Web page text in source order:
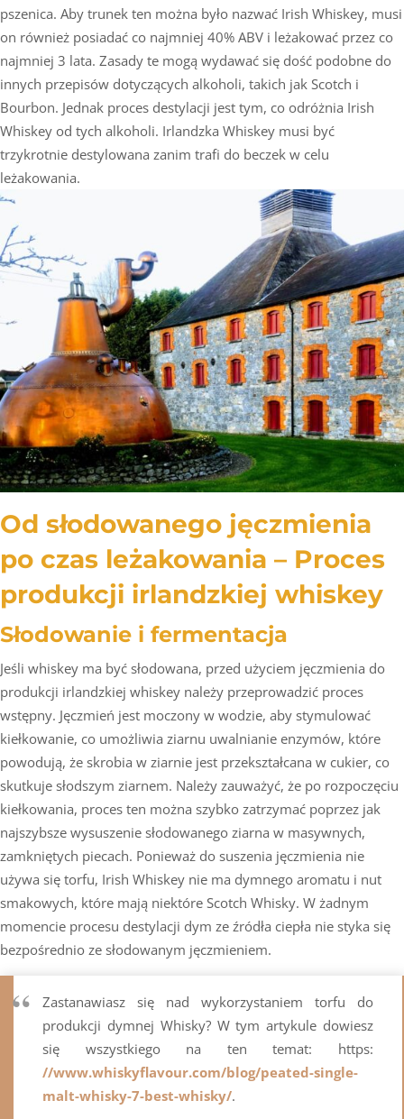
pszenica. Aby trunek ten można było nazwać Irish Whiskey, musi
on również posiadać co najmniej 40% ABV i leżakować przez co
najmniej 3 lata. Zasady te mogą wydawać się dość podobne do
innych przepisów dotyczących alkoholi, takich jak Scotch i
Bourbon. Jednak proces destylacji jest tym, co odróżnia Irish
Whiskey od tych alkoholi. Irlandzka Whiskey musi być
trzykrotnie destylowana zanim trafi do beczek w celu
leżakowania.
Od słodowanego jęczmienia
po czas leżakowania – Proces
produkcji irlandzkiej whiskey
Słodowanie i fermentacja
Jeśli whiskey ma być słodowana, przed użyciem jęczmienia do
produkcji irlandzkiej whiskey należy przeprowadzić proces
wstępny. Jęczmień jest moczony w wodzie, aby stymulować
kiełkowanie, co umożliwia ziarnu uwalnianie enzymów, które
powodują, że skrobia w ziarnie jest przekształcana w cukier, co
skutkuje słodszym ziarnem. Należy zauważyć, że po rozpoczęciu
kiełkowania, proces ten można szybko zatrzymać poprzez jak
najszybsze wysuszenie słodowanego ziarna w masywnych,
zamkniętych piecach. Ponieważ do suszenia jęczmienia nie
używa się torfu, Irish Whiskey nie ma dymnego aromatu i nut
smakowych, które mają niektóre Scotch Whisky. W żadnym
momencie procesu destylacji dym ze źródła ciepła nie styka się
bezpośrednio ze słodowanym jęczmieniem.
Zastanawiasz się nad wykorzystaniem torfu do
produkcji dymnej Whisky? W tym artykule dowiesz
się wszystkiego na ten temat: https:
//www.whiskyflavour.com/blog/peated-single-
malt-whisky-7-best-whisky/.